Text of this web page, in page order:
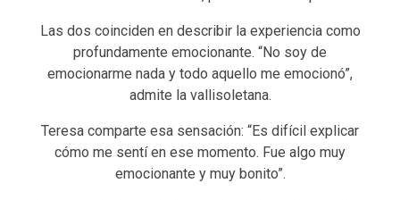
Las dos coinciden en describir la experiencia como
profundamente emocionante. “No soy de
emocionarme nada y todo aquello me emocionó”,
admite la vallisoletana.
Teresa comparte esa sensación: “Es difícil explicar
cómo me sentí en ese momento. Fue algo muy
emocionante y muy bonito”.